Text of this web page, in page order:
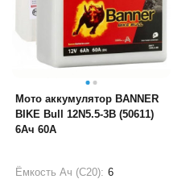
Мото аккумулятор BANNER
BIKE Bull 12N5.5-3B (50611)
6Ач 60А
Ёмкость Ач (С20): 6